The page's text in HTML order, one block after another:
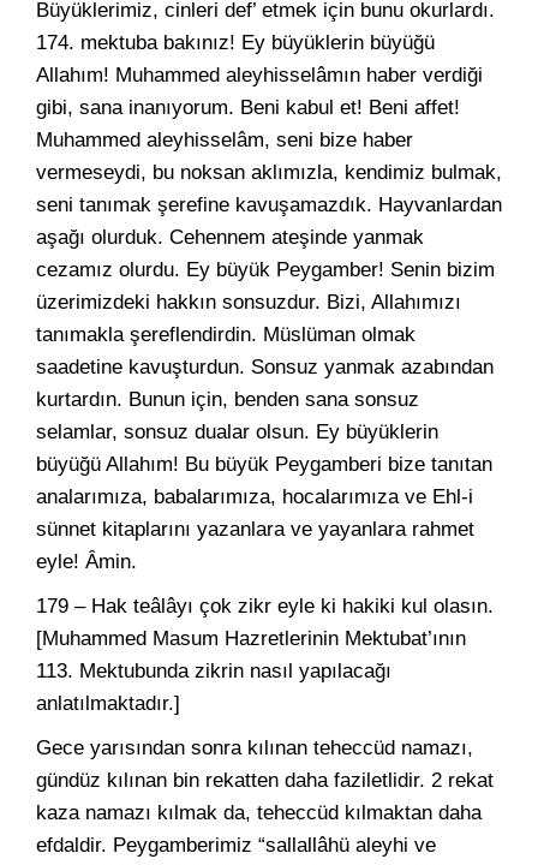
Büyüklerimiz, cinleri def’ etmek için bunu okurlardı.
174. mektuba bakınız! Ey büyüklerin büyüğü
Allahım! Muhammed aleyhisselâmın haber verdiği
gibi, sana inanıyorum. Beni kabul et! Beni affet!
Muhammed aleyhisselâm, seni bize haber
vermeseydi, bu noksan aklımızla, kendimiz bulmak,
seni tanımak şerefine kavuşamazdık. Hayvanlardan
aşağı olurduk. Cehennem ateşinde yanmak
cezamız olurdu. Ey büyük Peygamber! Senin bizim
üzerimizdeki hakkın sonsuzdur. Bizi, Allahımızı
tanımakla şereflendirdin. Müslüman olmak
saadetine kavuşturdun. Sonsuz yanmak azabından
kurtardın. Bunun için, benden sana sonsuz
selamlar, sonsuz dualar olsun. Ey büyüklerin
büyüğü Allahım! Bu büyük Peygamberi bize tanıtan
analarımıza, babalarımıza, hocalarımıza ve Ehl-i
sünnet kitaplarını yazanlara ve yayanlara rahmet
eyle! Âmin.
179 – Hak teâlâyı çok zikr eyle ki hakiki kul olasın.
[Muhammed Masum Hazretlerinin Mektubat’ının
113. Mektubunda zikrin nasıl yapılacağı
anlatılmaktadır.]
Gece yarısından sonra kılınan teheccüd namazı,
gündüz kılınan bin rekatten daha faziletlidir. 2 rekat
kaza namazı kılmak da, teheccüd kılmaktan daha
efdaldir. Peygamberimiz “sallallâhü aleyhi ve